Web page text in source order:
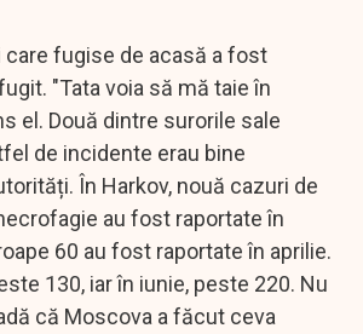
care fugise de acasă a fost
"Tata voia să mă taie în
el. Două dintre surorile sale
de incidente erau bine
În Harkov, nouă cazuri de
au fost raportate în
60 au fost raportate în aprilie.
130, iar în iunie, peste 220. Nu
că Moscova a făcut ceva